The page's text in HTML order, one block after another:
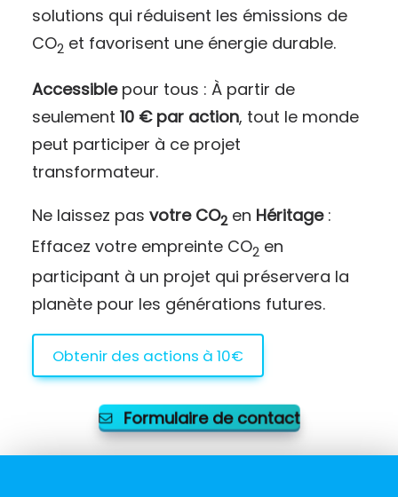
solutions qui réduisent les émissions de
CO2 et favorisent une énergie durable.
Accessiblepour tous : À partir de
seulement 10 € par action, tout le monde
peut participer à ce projet
transformateur.
Ne laissez pas votre CO2en Héritage:
Effacez votre empreinte CO2 en
participant à un projet qui préservera la
planète pour les générations futures.
Obtenir des actions à 10€
Formulaire de contact